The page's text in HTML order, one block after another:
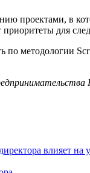
проектами, в
приоритеты для
по методологии
влияет на